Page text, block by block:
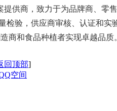
商，致力于为品牌商、零
检验，供应商审核、认证和
商和食品种植者实现卓越品质
回顶部]
空间